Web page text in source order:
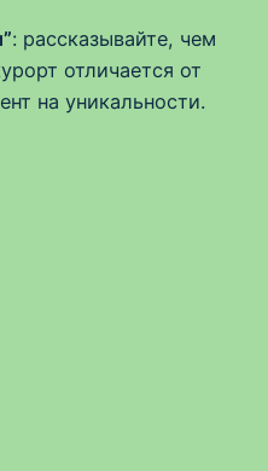
: рассказывайте, чем
отличается от
на уникальности.